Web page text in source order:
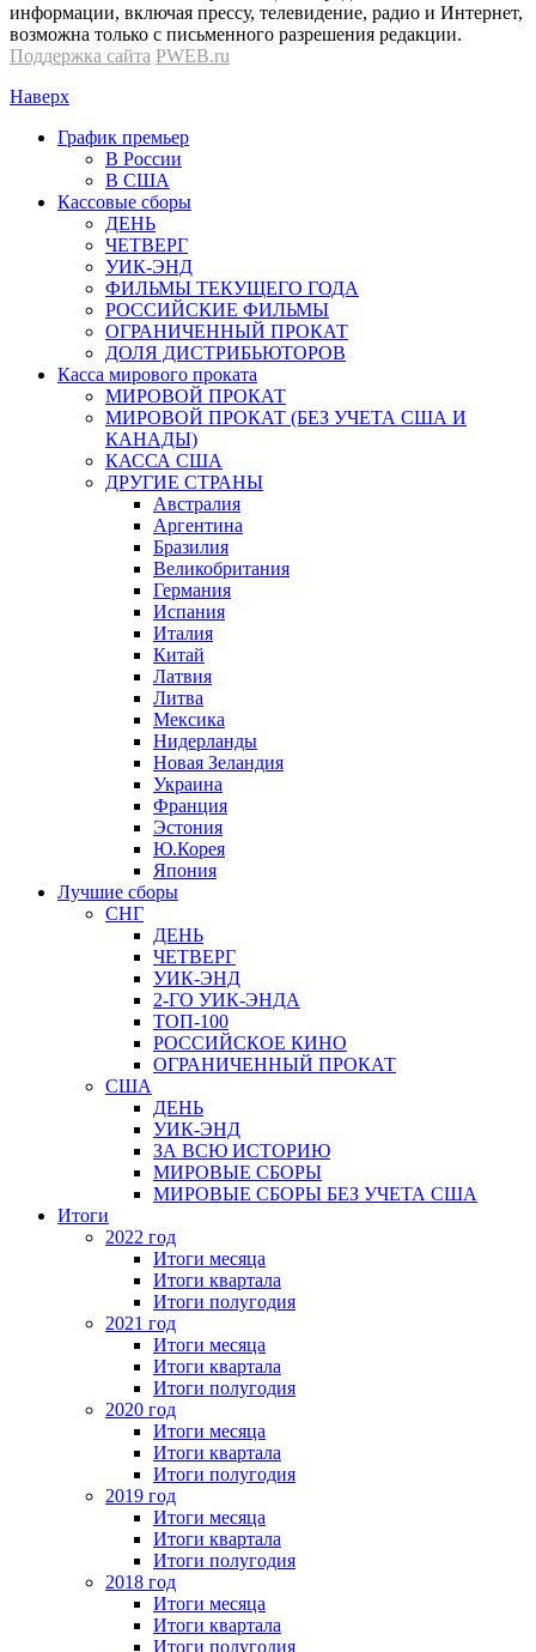
информации, включая прессу, телевидение, радио и Интернет,
возможна только с письменного разрешения редакции.
Поддержка сайта PWEB.ru
Наверх
График премьер
В России
В США
Кассовые сборы
ДЕНЬ
ЧЕТВЕРГ
УИК-ЭНД
ФИЛЬМЫ ТЕКУЩЕГО ГОДА
РОССИЙСКИЕ ФИЛЬМЫ
ОГРАНИЧЕННЫЙ ПРОКАТ
ДОЛЯ ДИСТРИБЬЮТОРОВ
Касса мирового проката
МИРОВОЙ ПРОКАТ
МИРОВОЙ ПРОКАТ (БЕЗ УЧЕТА США И
КАНАДЫ)
КАССА США
ДРУГИЕ СТРАНЫ
Австралия
Аргентина
Бразилия
Великобритания
Германия
Испания
Италия
Китай
Латвия
Литва
Мексика
Нидерланды
Новая Зеландия
Украина
Франция
Эстония
Ю.Корея
Япония
Лучшие сборы
СНГ
ДЕНЬ
ЧЕТВЕРГ
УИК-ЭНД
2-ГО УИК-ЭНДА
ТОП-100
РОССИЙСКОЕ КИНО
ОГРАНИЧЕННЫЙ ПРОКАТ
США
ДЕНЬ
УИК-ЭНД
ЗА ВСЮ ИСТОРИЮ
МИРОВЫЕ СБОРЫ
МИРОВЫЕ СБОРЫ БЕЗ УЧЕТА США
Итоги
2022 год
Итоги месяца
Итоги квартала
Итоги полугодия
2021 год
Итоги месяца
Итоги квартала
Итоги полугодия
2020 год
Итоги месяца
Итоги квартала
Итоги полугодия
2019 год
Итоги месяца
Итоги квартала
Итоги полугодия
2018 год
Итоги месяца
Итоги квартала
Итоги полугодия